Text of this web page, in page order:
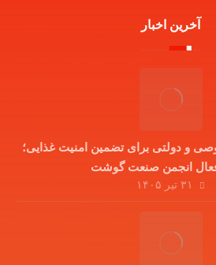
آخرین اخبار
و دولتی برای تضمین امنیت غذایی؛
انجمن صنعت گوشت
۳۱ تیر ۱۴۰۵